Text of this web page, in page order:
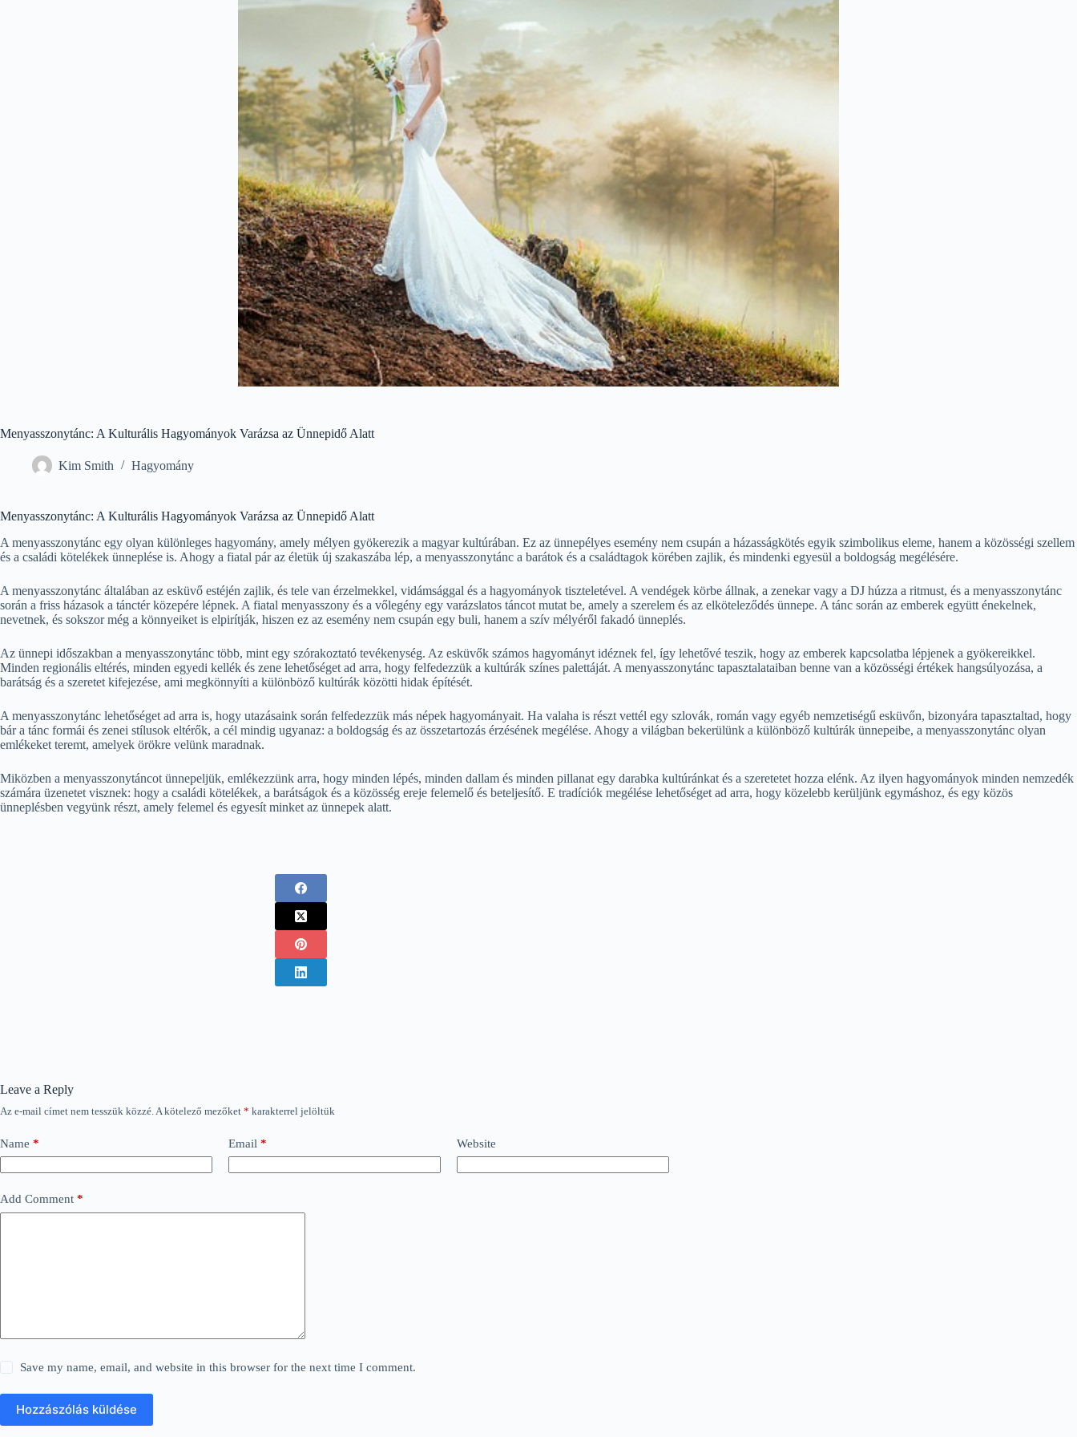
Menyasszonytánc: A Kulturális Hagyományok Varázsa az Ünnepidő Alatt
Kim Smith Hagyomány
Menyasszonytánc: A Kulturális Hagyományok Varázsa az Ünnepidő Alatt
A menyasszonytánc egy olyan különleges hagyomány, amely mélyen gyökerezik a magyar kultúrában. Ez az ünnepélyes esemény nem csupán a házasságkötés egyik szimbolikus eleme, hanem a közösségi szellem
és a családi kötelékek ünneplése is. Ahogy a fiatal pár az életük új szakaszába lép, a menyasszonytánc a barátok és a családtagok körében zajlik, és mindenki egyesül a boldogság megélésére.
A menyasszonytánc általában az esküvő estéjén zajlik, és tele van érzelmekkel, vidámsággal és a hagyományok tiszteletével. A vendégek körbe állnak, a zenekar vagy a DJ húzza a ritmust, és a menyasszonytánc
során a friss házasok a tánctér közepére lépnek. A fiatal menyasszony és a vőlegény egy varázslatos táncot mutat be, amely a szerelem és az elköteleződés ünnepe. A tánc során az emberek együtt énekelnek,
nevetnek, és sokszor még a könnyeiket is elpirítják, hiszen ez az esemény nem csupán egy buli, hanem a szív mélyéről fakadó ünneplés.
Az ünnepi időszakban a menyasszonytánc több, mint egy szórakoztató tevékenység. Az esküvők számos hagyományt idéznek fel, így lehetővé teszik, hogy az emberek kapcsolatba lépjenek a gyökereikkel.
Minden regionális eltérés, minden egyedi kellék és zene lehetőséget ad arra, hogy felfedezzük a kultúrák színes palettáját. A menyasszonytánc tapasztalataiban benne van a közösségi értékek hangsúlyozása, a
barátság és a szeretet kifejezése, ami megkönnyíti a különböző kultúrák közötti hidak építését.
A menyasszonytánc lehetőséget ad arra is, hogy utazásaink során felfedezzük más népek hagyományait. Ha valaha is részt vettél egy szlovák, román vagy egyéb nemzetiségű esküvőn, bizonyára tapasztaltad, hogy
bár a tánc formái és zenei stílusok eltérők, a cél mindig ugyanaz: a boldogság és az összetartozás érzésének megélése. Ahogy a világban bekerülünk a különböző kultúrák ünnepeibe, a menyasszonytánc olyan
emlékeket teremt, amelyek örökre velünk maradnak.
Miközben a menyasszonytáncot ünnepeljük, emlékezzünk arra, hogy minden lépés, minden dallam és minden pillanat egy darabka kultúránkat és a szeretetet hozza elénk. Az ilyen hagyományok minden nemzedék
számára üzenetet visznek: hogy a családi kötelékek, a barátságok és a közösség ereje felemelő és beteljesítő. E tradíciók megélése lehetőséget ad arra, hogy közelebb kerüljünk egymáshoz, és egy közös
ünneplésben vegyünk részt, amely felemel és egyesít minket az ünnepek alatt.
Leave a Reply
Az e-mail címet nem tesszük közzé. A kötelező mezőket * karakterrel jelöltük
Name * Email * Website
Add Comment *
Save my name, email, and website in this browser for the next time I comment.
Hozzászólás küldése